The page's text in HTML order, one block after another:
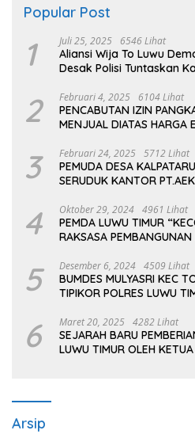
Popular Post
1 Juli 25, 2025 6546 Lihat
Aliansi Wija To Luwu
Desak Polisi Tuntaskan
2 Februari 4, 2025 6104 Lihat
PENCABUTAN IZIN
MENJUAL DIATAS HARGA
3 Februari 24, 2025 5712 Lihat
PEMUDA DESA
SERUDUK KANTOR
4 Oktober 29, 2024 4961 Lihat
PEMDA LUWU TIMUR
RAKSASA
5 Desember 6, 2024 4509 Lihat
BUMDES MULYASRI KEC
TIPIKOR POLRES LUWU
6 Maret 20, 2025 4282 Lihat
SEJARAH BARU
LUWU TIMUR OLEH
Arsip